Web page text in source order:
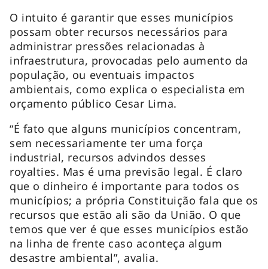
O intuito é garantir que esses municípios
possam obter recursos necessários para
administrar pressões relacionadas à
infraestrutura, provocadas pelo aumento da
população, ou eventuais impactos
ambientais, como explica o especialista em
orçamento público Cesar Lima.
“É fato que alguns municípios concentram,
sem necessariamente ter uma força
industrial, recursos advindos desses
royalties. Mas é uma previsão legal. É claro
que o dinheiro é importante para todos os
municípios; a própria Constituição fala que os
recursos que estão ali são da União. O que
temos que ver é que esses municípios estão
na linha de frente caso aconteça algum
desastre ambiental”, avalia.